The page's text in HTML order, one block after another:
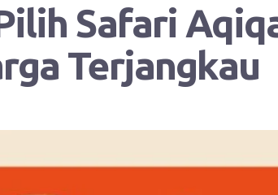
Safari
Terjangkau